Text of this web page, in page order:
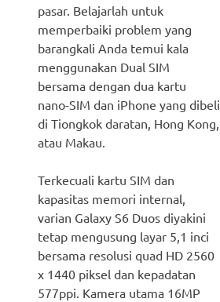
pasar. Belajarlah untuk
memperbaiki problem yang
barangkali Anda temui kala
menggunakan Dual SIM
bersama dengan dua kartu
nano-SIM dan iPhone yang dibeli
di Tiongkok daratan, Hong Kong,
atau Makau.
Terkecuali kartu SIM dan
kapasitas memori internal,
varian Galaxy S6 Duos diyakini
tetap mengusung layar 5,1 inci
bersama resolusi quad HD 2560
x 1440 piksel dan kepadatan
577ppi. Kamera utama 16MP